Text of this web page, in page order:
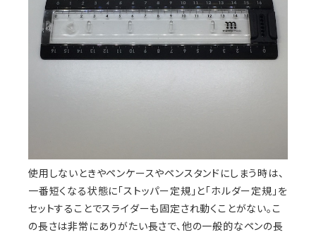
使用しないときやペンケースやペンスタンドにしまう時は、
一番短くなる状態に「ストッパー定規」と「ホルダー定規」を
セットすることでスライダーも固定され動くことがない。こ
の長さは非常にありがたい長さで、他の一般的なペンの長